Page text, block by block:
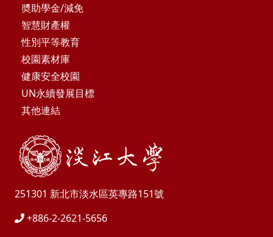
奬助學金/減免
智慧財產權
性別平等教育
校園素材庫
健康安全校園
UN永續發展目標
其他連結
251301 新北市淡水區英專路151號
+886-2-2621-5656